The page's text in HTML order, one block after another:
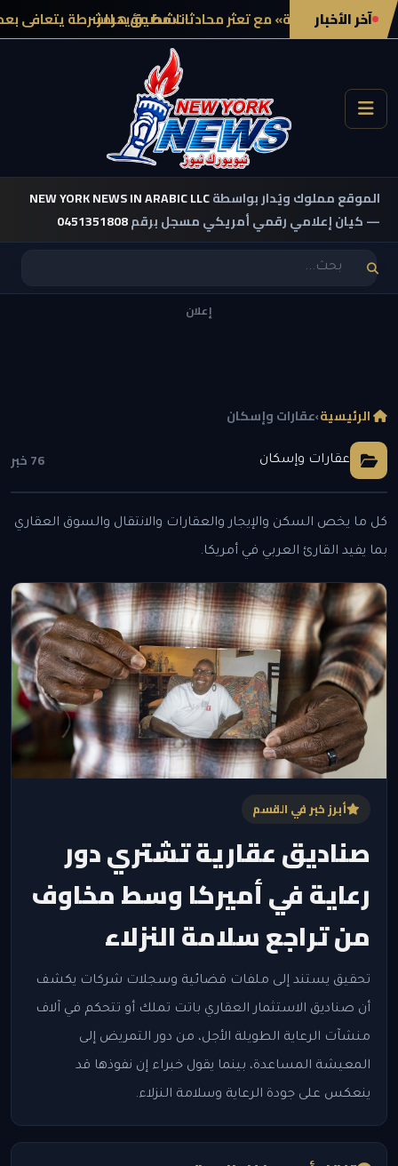
آخر الأخبار ناشط مؤيد للشرطة يتعافى بعدفي «منتصف اللعبة» مع تعثر محادثات مضيق هرمز
الموقع مملوك ويُدار بواسطةNEW YORK NEWS IN ARABIC LLC
— كيان إعلامي رقمي أمريكي مسجل برقم0451351808
الرئيسية›عقارات وإسكان
عقارات وإسكان 76 خبر
كل ما يخص السكن والإيجار والعقارات والانتقال والسوق العقاري
بما يفيد القارئ العربي في أمريكا.
أبرز خبر في القسم
صناديق عقارية تشتري دور
رعاية في أميركا وسط مخاوف
من تراجع سلامة النزلاء
تحقيق يستند إلى ملفات قضائية وسجلات شركات يكشف
أن صناديق الاستثمار العقاري باتت تملك أو تتحكم في آلاف
منشآت الرعاية الطويلة الأجل، من دور التمريض إلى
المعيشة المساعدة، بينما يقول خبراء إن نفوذها قد
ينعكس على جودة الرعاية وسلامة النزلاء.